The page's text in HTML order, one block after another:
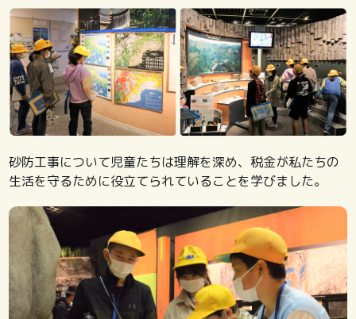
砂防工事について児童たちは理解を深め、税金が私たちの
生活を守るために役立てられていることを学びました。